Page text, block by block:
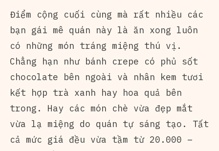
Điểm cộng cuối cùng mà rất nhiều các
bạn gái mê quán này là ăn xong luôn
có những món tráng miệng thú vị.
Chẳng hạn như bánh crepe có phủ sốt
chocolate bên ngoài và nhân kem tươi
kết hợp trà xanh hay hoa quả bên
trong. Hay các món chè vừa đẹp mắt
vừa lạ miệng do quán tự sáng tạo. Tất
cả mức giá đều vừa tầm từ 20.000 –